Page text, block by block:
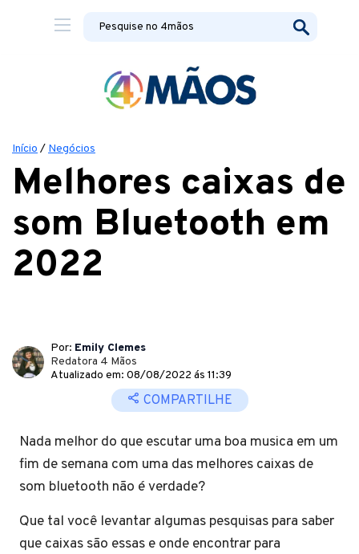
Início / Negócios
Melhores caixas de
som Bluetooth em
2022
Por: Emily Clemes
Redatora 4 Mãos
Atualizado em: 08/08/2022 ás 11:39
COMPARTILHE
Nada melhor do que escutar uma boa musica em um
fim de semana com uma das melhores caixas de
som bluetooth não é verdade?
Que tal você levantar algumas pesquisas para saber
que caixas são essas e onde encontrar para